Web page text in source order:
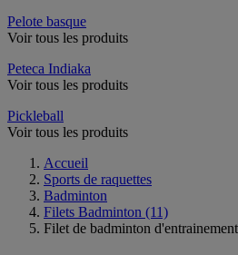
Pelote basque
Voir tous les produits
Peteca Indiaka
Voir tous les produits
Pickleball
Voir tous les produits
Accueil
Sports de raquettes
Badminton
Filets Badminton (11)
Filet de badminton